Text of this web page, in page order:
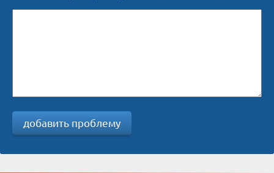
добавить проблему